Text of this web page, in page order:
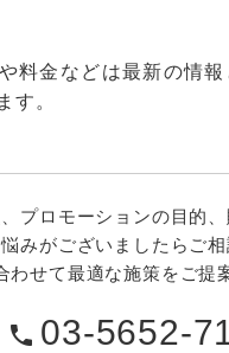
料金などは最新の情報
す。
プロモーションの目的
みがございましたらご相
わせて最適な施策をご提
phone 03-5652-